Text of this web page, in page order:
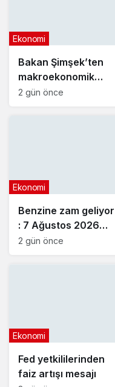
Bakan Şimşek’ten
makroekonomik
istikrar açıklaması
Ekonomi
2 gün önce
Benzine zam geliyor
: 7 Ağustos 2026
güncel akaryakıt
Ekonomi
2 gün önce
Fed yetkililerinden
faiz artışı mesajı
Ekonomi